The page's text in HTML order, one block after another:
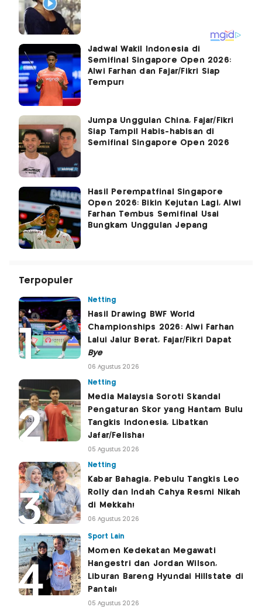
Jadwal Wakil Indonesia di
Semifinal Singapore Open 2026:
Alwi Farhan dan Fajar/Fikri Siap
Tempur!
Jumpa Unggulan China, Fajar/Fikri
Siap Tampil Habis-habisan di
Semifinal Singapore Open 2026
Hasil Perempatfinal Singapore
Open 2026: Bikin Kejutan Lagi, Alwi
Farhan Tembus Semifinal Usai
Bungkam Unggulan Jepang
Terpopuler
Netting
Hasil Drawing BWF World
Championships 2026: Alwi Farhan
Lalui Jalur Berat, Fajar/Fikri Dapat
Bye
06 Agustus 2026
Netting
Media Malaysia Soroti Skandal
Pengaturan Skor yang Hantam Bulu
Tangkis Indonesia, Libatkan
Jafar/Felisha!
05 Agustus 2026
Netting
Kabar Bahagia, Pebulu Tangkis Leo
Rolly dan Indah Cahya Resmi Nikah
di Mekkah!
06 Agustus 2026
Sport Lain
Momen Kedekatan Megawati
Hangestri dan Jordan Wilson,
Liburan Bareng Hyundai Hillstate di
Pantai!
05 Agustus 2026